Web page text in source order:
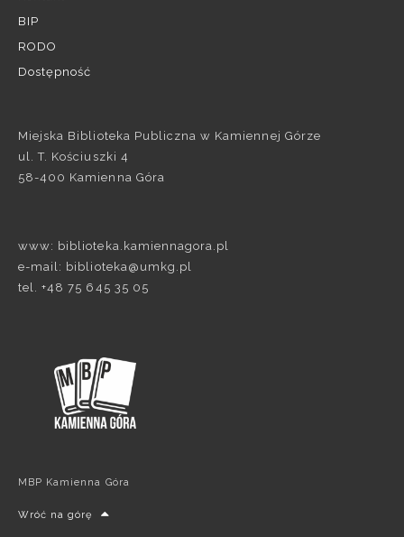
BIP
RODO
Dostępność
Miejska Biblioteka Publiczna w Kamiennej Górze
ul. T. Kościuszki 4
58-400 Kamienna Góra
www: biblioteka.kamiennagora.pl
e-mail: biblioteka@umkg.pl
tel. +48 75 645 35 05
MBP Kamienna Góra
Wróć na górę